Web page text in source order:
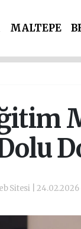
MALTEPE
Sitesi |